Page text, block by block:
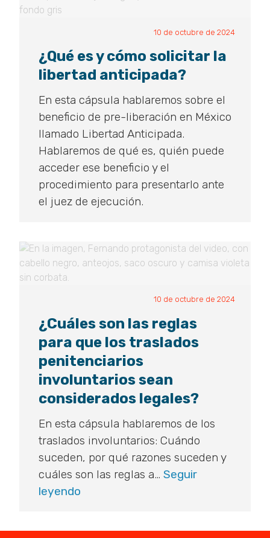
10 de octubre de 2024
¿Qué es y cómo solicitar la
libertad anticipada?
En esta cápsula hablaremos sobre el
beneficio de pre-liberación en México
llamado Libertad Anticipada.
Hablaremos de qué es, quién puede
acceder ese beneficio y el
procedimiento para presentarlo ante
el juez de ejecución.
10 de octubre de 2024
¿Cuáles son las reglas
para que los traslados
penitenciarios
involuntarios sean
considerados legales?
En esta cápsula hablaremos de los
traslados involuntarios: Cuándo
suceden, por qué razones suceden y
cuáles son las reglas a… Seguir
leyendo